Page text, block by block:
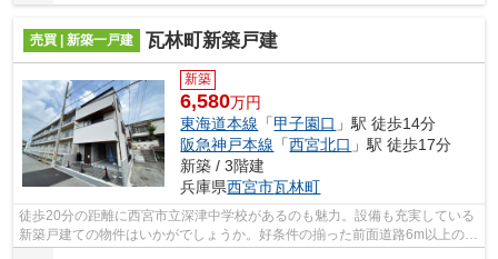
売買 | 新築一戸建 瓦林町新築戸建
新築
6,580万円
東海道本線 「甲子園口 」駅 徒歩14分
阪急神戸本線 「西宮北口 」駅 徒歩17分
新築 / 3階建
兵庫県西宮市瓦林町
徒歩20分の距離に西宮市立深津中学校があるのも魅力。設備も充実している
新築戸建ての物件はいかがでしょうか。好条件の揃った前面道路6m以上の物